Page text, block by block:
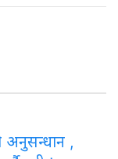
अनुसन्धान ,